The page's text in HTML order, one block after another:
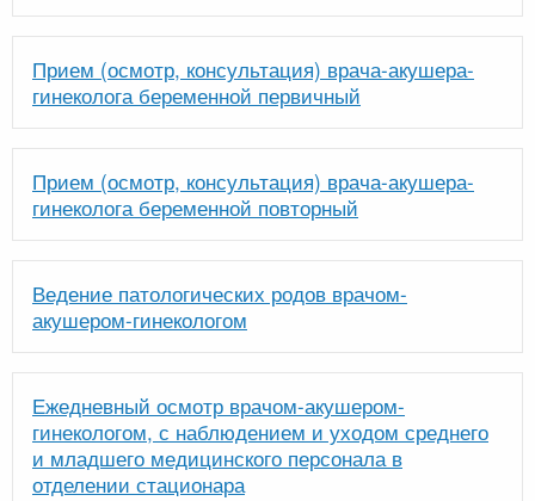
Прием (осмотр, консультация) врача-акушера-
гинеколога беременной первичный
Прием (осмотр, консультация) врача-акушера-
гинеколога беременной повторный
Ведение патологических родов врачом-
акушером-гинекологом
Ежедневный осмотр врачом-акушером-
гинекологом, с наблюдением и уходом среднего
и младшего медицинского персонала в
отделении стационара